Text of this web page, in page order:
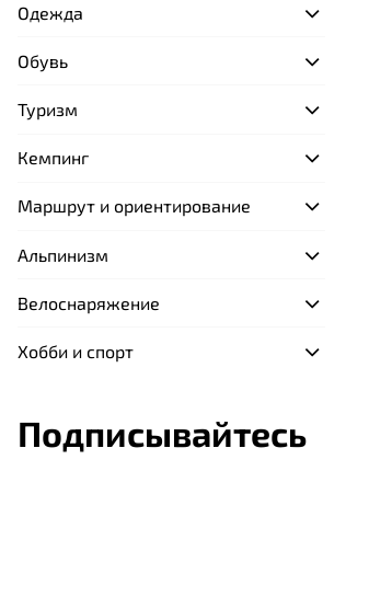
Одежда
Обувь
Туризм
Кемпинг
Маршрут и ориентирование
Альпинизм
Велоснаряжение
Хобби и спорт
Подписывайтесь